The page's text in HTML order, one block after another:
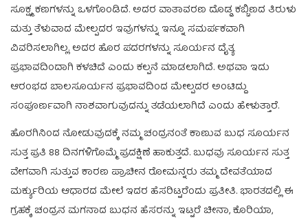
ಸೂಕ್ಷ್ಮ ಕಣಗಳನ್ನು ಒಳಗೊಂಡಿದೆ. ಅದರ ವಾತಾವರಣ ದೊಡ್ಡ ಕಬ್ಬಿಣದ ತಿರುಳು
ಮತ್ತು ತೆಳುವಾದ ಮೇಲ್ಪದರ ಇವುಗಳನ್ನು ಇನ್ನೂ ಸಮರ್ಪಕವಾಗಿ
ವಿವರಿಸಲಾಗಿಲ್ಲ. ಅದರ ಹೊರ ಪದರಗಳನ್ನು ಸೂರ್ಯನ ದೈತ್ಯ
ಪ್ರಭಾವದಿಂದಾಗಿ ಕಳಚಿದೆ ಎಂದು ಕಲ್ಪನೆ ಮಾಡಲಾಗಿದೆ. ಅಥವಾ ಇದು
ಆರಂಭದ ಬಾಲಸೂರ್ಯನ ಪ್ರಭಾವದಿಂದ ಮೇಲ್ಪದರ ಅಂಟಿದ್ದು
ಸಂಪೂರ್ಣವಾಗಿ ನಾಶವಾಗುವುದನ್ನು ತಡೆಯಲಾಗಿದೆ ಎಂದು ಹೇಳುತ್ತಾರೆ.
ಹೊರಗಿನಿಂದ ನೋಡುವುದಕ್ಕೆ ನಮ್ಮ ಚಂದ್ರನಂತೆ ಕಾಣುವ ಬುಧ ಸೂರ್ಯನ
ಸುತ್ತ ಪ್ರತಿ 88 ದಿನಗಳಿಗೊಮ್ಮೆ ಪ್ರದಕ್ಷಿಣೆ ಹಾಕುತ್ತದೆ. ಬುಧವು ಸೂರ್ಯನ ಸುತ್ತ
ವೇಗವಾಗಿ ಸುತ್ತುವ ಕಾರಣ ಪ್ರಾಚೀನ ರೋಮನ್ನರು ತಮ್ಮ ದೇವತೆಯಾದ
ಮರ್ಕ್ಯುರಿಯ ಆಧಾರದ ಮೇಲೆ ಇದರ ಹೆಸರಿಟ್ಟರೆಂದು ಪ್ರತೀತಿ. ಭಾರತದಲ್ಲಿ ಈ
ಗ್ರಹಕ್ಕೆ ಚಂದ್ರನ ಮಗನಾದ ಬುಧನ ಹೆಸರನ್ನು ಇಟ್ಟರೆ ಚೀನಾ, ಕೊರಿಯಾ,